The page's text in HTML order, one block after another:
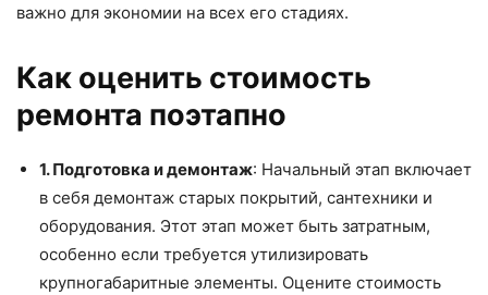
важно для экономии на всех его стадиях.
Как оценить стоимость
ремонта поэтапно
1. Подготовка и демонтаж: Начальный этап включает
в себя демонтаж старых покрытий, сантехники и
оборудования. Этот этап может быть затратным,
особенно если требуется утилизировать
крупногабаритные элементы. Оцените стоимость